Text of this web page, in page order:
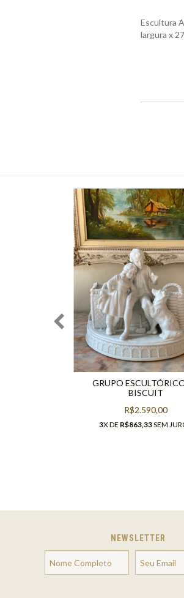
Escultura
largura x
GRUPO
BISCUIT
R$2.590,00
3X DE R$863,33SEM
NEWSLETTER